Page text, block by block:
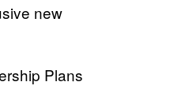
new
Plans